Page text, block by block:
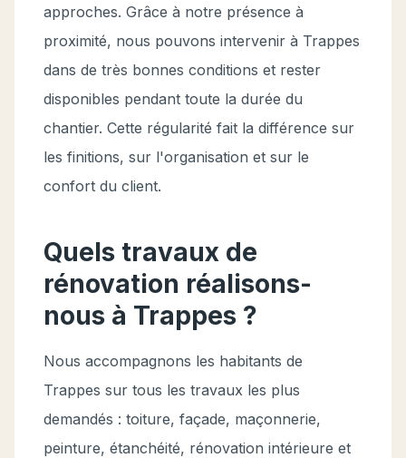
approches. Grâce à notre présence à
proximité, nous pouvons intervenir à Trappes
dans de très bonnes conditions et rester
disponibles pendant toute la durée du
chantier. Cette régularité fait la différence sur
les finitions, sur l'organisation et sur le
confort du client.
Quels travaux de
rénovation réalisons-
nous à Trappes ?
Nous accompagnons les habitants de
Trappes sur tous les travaux les plus
demandés : toiture, façade, maçonnerie,
peinture, étanchéité, rénovation intérieure et